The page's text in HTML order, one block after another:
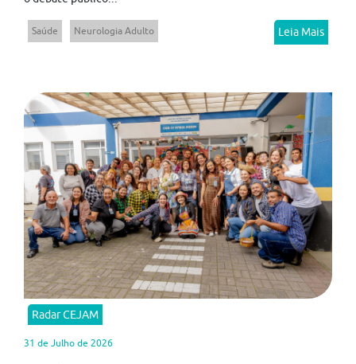
Saúde Neurologia Adulto Leia Mais
Radar CEJAM
31 de Julho de 2026